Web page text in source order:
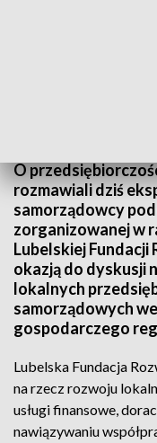
O
rozmawiali dziś
samorządowcy
zorganizowanej w
Lubelskiej Fundacji
okazją do dyskusji
lokalnych
samorządowych
gospodarczego
Lubelska Fundacja
na rzecz rozwoju
usługi finansowe,
nawiązywaniu